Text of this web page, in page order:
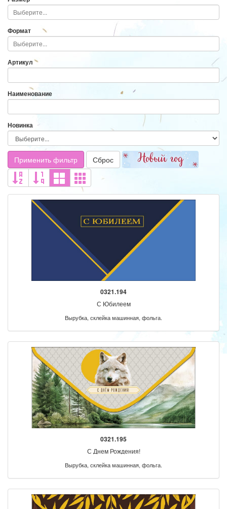
Формат
Артикул
Наименование
Новинка
Применить фильтр Сброс
0321.194
С Юбилеем
Вырубка, склейка машинная, фольга.
0321.195
С Днем Рождения!
Вырубка, склейка машинная, фольга.